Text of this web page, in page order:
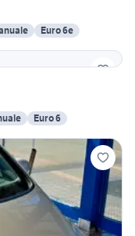
Euro 6e
Euro 6